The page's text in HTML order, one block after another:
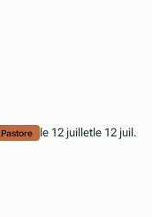
Pastore le 12 juilletle 12 juil.